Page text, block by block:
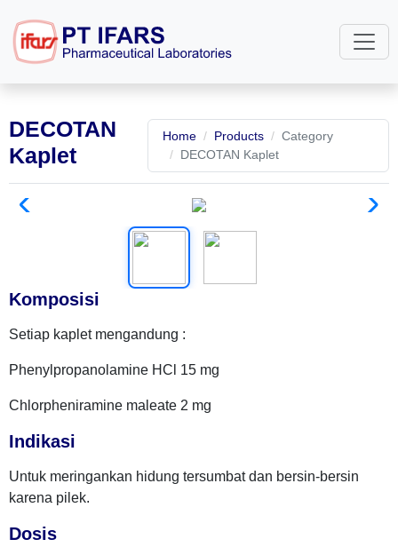
DECOTAN
Kaplet
Home Products
Category
DECOTAN Kaplet
Komposisi
Setiap kaplet mengandung :
Phenylpropanolamine HCl 15 mg
Chlorpheniramine maleate 2 mg
Indikasi
Untuk meringankan hidung tersumbat dan bersin-bersin
karena pilek.
Dosis